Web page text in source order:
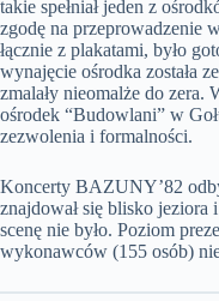
takie spełniał jeden z
zgodę na przeprowadzenie
łącznie z plakatami, było
wynajęcie ośrodka została
zmalały nieomalże do zera.
ośrodek “Budowlani” w
zezwolenia i formalności.
Koncerty BAZUNY’82
znajdował się blisko jeziora
scenę nie było. Poziom
wykonawców (155 osób)